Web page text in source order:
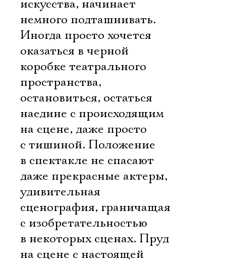
искусства, начинает
немного подташнивать.
Иногда просто хочется
оказаться в черной
коробке театрального
пространства,
остановиться, остаться
наедине с происходящим
на сцене, даже просто
с тишиной. Положение
в спектакле не спасают
даже прекрасные актеры,
удивительная
сценография, граничащая
с изобретательностью
в некоторых сценах. Пруд
на сцене с настоящей